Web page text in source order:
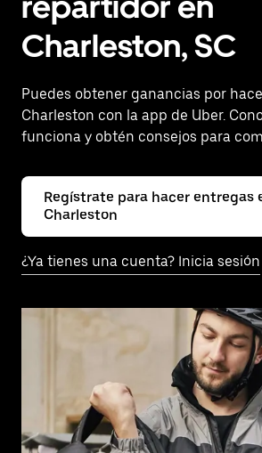
Charleston, SC
Puedes obtener ganancias por
Charleston con la app de Uber.
funciona y obtén consejos para
Regístrate para hacer entregas
Charleston
¿Ya tienes una cuenta? Inicia sesión